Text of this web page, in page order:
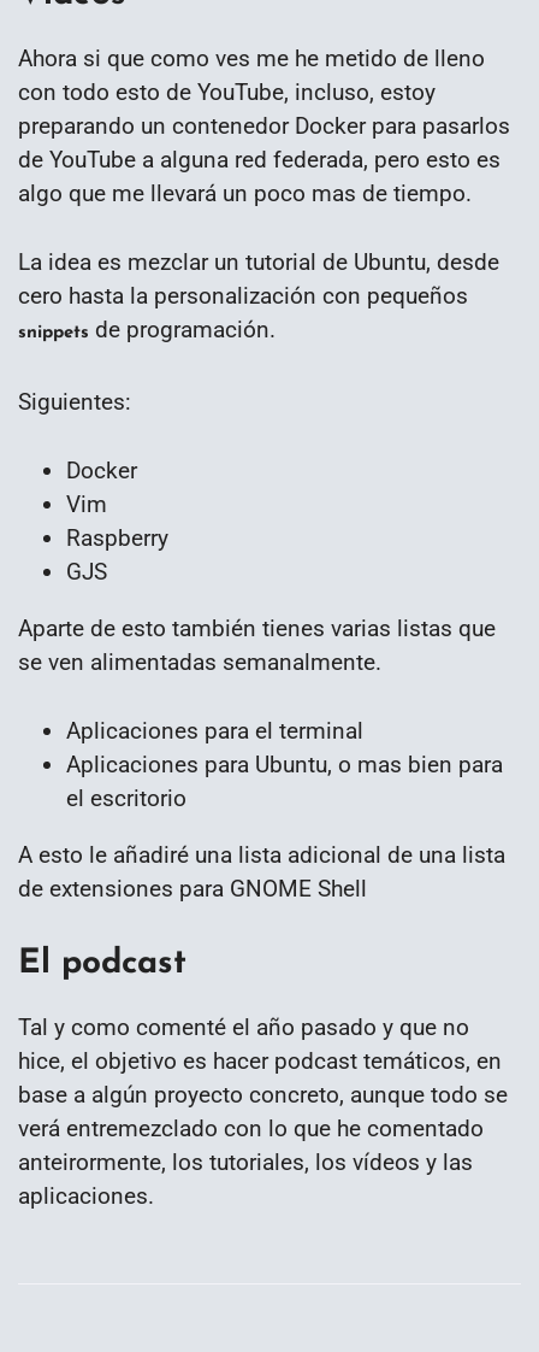
Ahora si que como ves me he metido de lleno
con todo esto de YouTube, incluso, estoy
preparando un contenedor Docker para pasarlos
de YouTube a alguna red federada, pero esto es
algo que me llevará un poco mas de tiempo.
La idea es mezclar un tutorial de Ubuntu, desde
cero hasta la personalización con pequeños
snippets de programación.
Siguientes:
Docker
Vim
Raspberry
GJS
Aparte de esto también tienes varias listas que
se ven alimentadas semanalmente.
Aplicaciones para el terminal
Aplicaciones para Ubuntu, o mas bien para
el escritorio
A esto le añadiré una lista adicional de una lista
de extensiones para GNOME Shell
El podcast
Tal y como comenté el año pasado y que no
hice, el objetivo es hacer podcast temáticos, en
base a algún proyecto concreto, aunque todo se
verá entremezclado con lo que he comentado
anteirormente, los tutoriales, los vídeos y las
aplicaciones.